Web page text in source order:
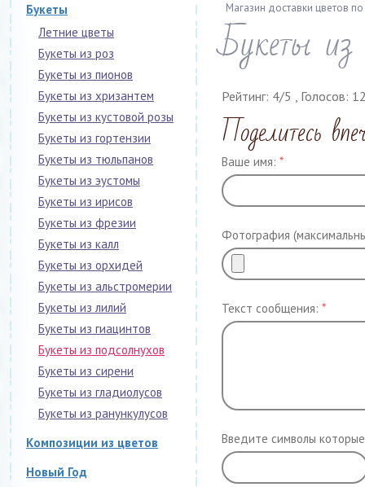
Букеты
Летние цветы
Букеты из роз
Букеты из пионов
Букеты из хризантем
Букеты из кустовой розы
Букеты из гортензии
Букеты из тюльпанов
Букеты из эустомы
Букеты из ирисов
Букеты из фрезии
Букеты из калл
Букеты из орхидей
Букеты из альстромерии
Букеты из лилий
Букеты из гиацинтов
Букеты из подсолнухов
Букеты из сирени
Букеты из гладиолусов
Букеты из ранункулусов
Композиции из цветов
Новый Год
Магазин доставки цветов
Букеты из
Рейтинг: 4/5 , Голосов:
Поделитесь
Ваше имя: *
Фотография
Текст сообщения: *
Введите символы